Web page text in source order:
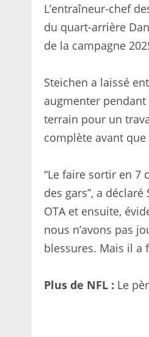
L’entraîneur-chef
du quart-arrière
de la campagne
Steichen a laissé
augmenter
terrain pour un
complète avant
“Le faire sortir en 7
des gars”, a
OTA et ensuite,
nous n’avons pas
blessures. Mais il a
Plus de NFL : Le